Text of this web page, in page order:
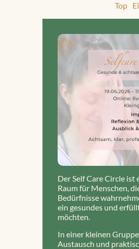
Top
Der Self Care Circle
Raum für Menschen,
Bedürfnisse
ein gesundes und
möchten.
In einer kleinen
Austausch und